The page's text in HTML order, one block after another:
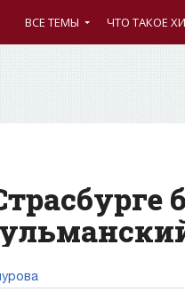
ВСЕ ТЕМЫ ЧТО ТАКОЕ